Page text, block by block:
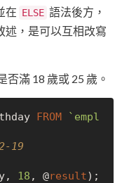
在 ELSE 語法後方，
述，是可以互相改寫
滿 18 歲或 25 歲。
FROM
`empl
19
18 , @result